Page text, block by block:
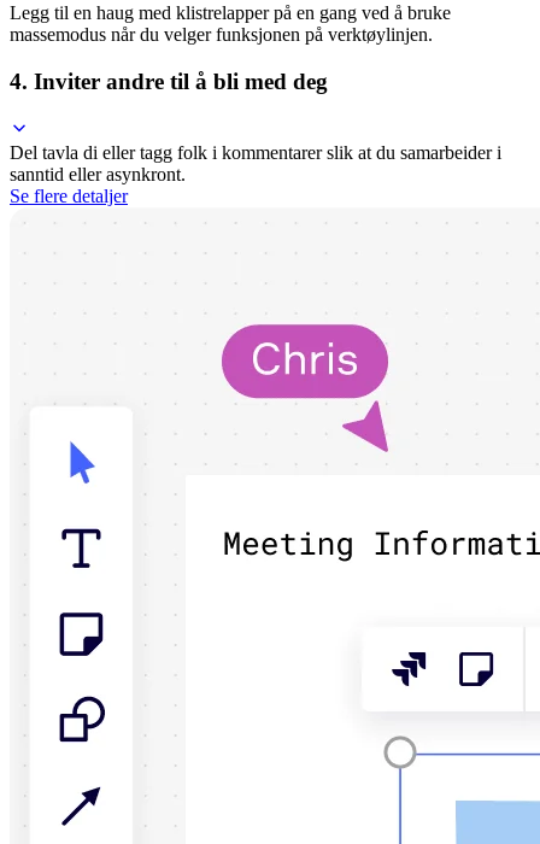
Legg til en haug med klistrelapper på en gang ved å bruke
massemodus når du velger funksjonen på verktøylinjen.
4. Inviter andre til å bli med deg
Del tavla di eller tagg folk i kommentarer slik at du samarbeider i
sanntid eller asynkront.
Se flere detaljer